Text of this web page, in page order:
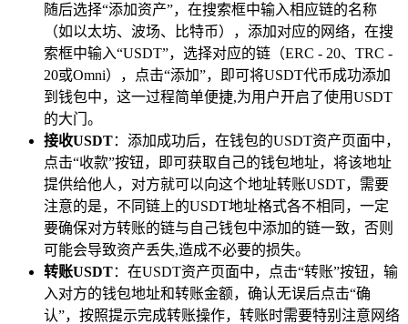
随后选择“添加资产”，在搜索框中输入相应链的名称
（如以太坊、波场、比特币），添加对应的网络，在搜
索框中输入“USDT”，选择对应的链（ERC - 20、TRC -
20或Omni），点击“添加”，即可将USDT代币成功添加
到钱包中，这一过程简单便捷,为用户开启了使用USDT
的大门。
接收USDT：添加成功后，在钱包的USDT资产页面中，
点击“收款”按钮，即可获取自己的钱包地址，将该地址
提供给他人，对方就可以向这个地址转账USDT，需要
注意的是，不同链上的USDT地址格式各不相同，一定
要确保对方转账的链与自己钱包中添加的链一致，否则
可能会导致资产丢失,造成不必要的损失。
转账USDT：在USDT资产页面中，点击“转账”按钮，输
入对方的钱包地址和转账金额，确认无误后点击“确
认”，按照提示完成转账操作，转账时需要特别注意网络